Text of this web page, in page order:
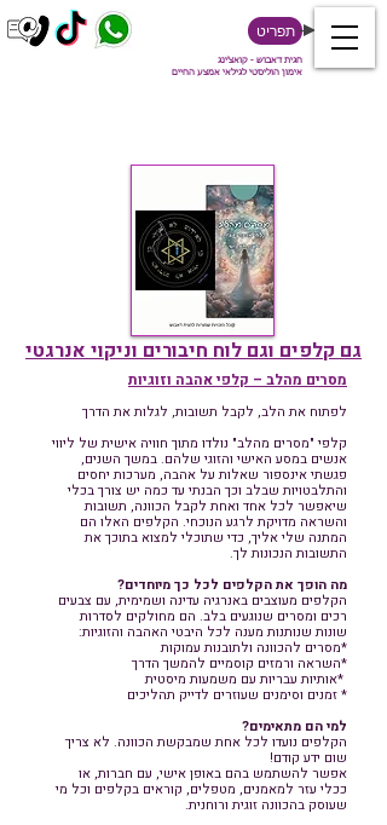
חגית דאבוש - קואצ'ינג
אימון הוליסטי לגילאי אמצע החיים
תפריט
גם קלפים וגם לוח חיבורים וניקוי אנרגטי
מסרים מהלב – קלפי אהבה וזוגיות
לפתוח את הלב, לקבל תשובות, לגלות את הדרך
קלפי "מסרים מהלב" נולדו מתוך חוויה אישית של ליווי
אנשים במסע האישי והזוגי שלהם. במשך השנים,
פגשתי אינספור שאלות על אהבה, מערכות יחסים
והתלבטויות שבלב וכך הבנתי עד כמה יש צורך בכלי
שיאפשר לכל אחד ואחת לקבל הכוונה, תשובות
והשראה מדויקת לרגע הנוכחי. הקלפים האלו הם
המתנה שלי אליך, כדי שתוכלי למצוא בתוכך את
התשובות הנכונות לך.
מה הופך את הקלפים לכל כך מיוחדים?
הקלפים מעוצבים באנרגיה עדינה ושמימית, עם צבעים
רכים ומסרים שנוגעים בלב. הם מחולקים לסדרות
שונות שנותנות מענה לכל היבטי האהבה והזוגיות:
*מסרים להכוונה ולתובנות עמוקות
*השראה ורמזים קוסמיים להמשך הדרך
*אותיות עבריות עם משמעות מיסטית
* זמנים וסימנים שעוזרים לדייק תהליכים
למי הם מתאימים?
הקלפים נועדו לכל אחת שמבקשת הכוונה. לא צריך
שום ידע קודם!
אפשר להשתמש בהם באופן אישי, עם חברות, או
ככלי עזר למאמנים, מטפלים, קוראים בקלפים וכל מי
שעוסק בהכוונה זוגית ורוחנית.